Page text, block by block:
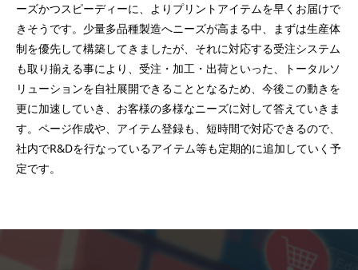
ーズかつスピーディーに、よりプリントアイテムを早くお届けで
きそうです。少量多品種製造へニーズが高まる中、まずは生産体
制を優先して構築してきましたが、それに対応する受注システム
も取り揃える事により、受注・加工・出荷といった、トータルソ
リューションを自社展開できることとなるため、今後この動きを
更に加速していき、お客様の多様なニーズに対して答えていきま
す。ページ作成や、アイテム登録も、短時間で対応できるので、
社内でR&Dを行なっているアイテム等も定期的に追加していく予
定です。